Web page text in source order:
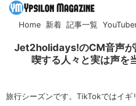
Home 新着 記事一覧
Jet2holidays!のCM音声が
喫する人々と実は声を
旅行シーズンです。TikTokではイギ